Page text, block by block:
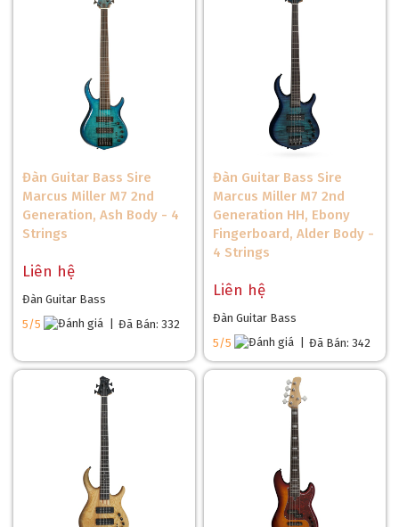
Đàn Guitar Bass Sire
Marcus Miller M7 2nd
Generation, Ash Body - 4
Strings
Liên hệ
Đàn Guitar Bass
5/5
Đã Bán: 332
Đàn Guitar Bass Sire
Marcus Miller M7 2nd
Generation HH, Ebony
Fingerboard, Alder Body -
4 Strings
Liên hệ
Đàn Guitar Bass
5/5
Đã Bán: 342